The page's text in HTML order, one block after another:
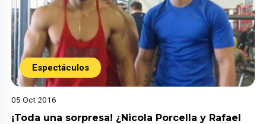
Espectáculos
05 Oct 2016
¡Toda una sorpresa! ¿Nicola Porcella y Rafael